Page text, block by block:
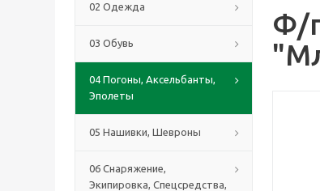
02 Одежда
03 Обувь
04 Погоны, Аксельбанты,
Эполеты
05 Нашивки, Шевроны
06 Снаряжение,
Экипировка, Спецсредства,
Ф/